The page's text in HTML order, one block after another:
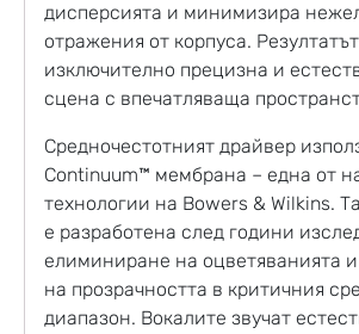
дисперсията и минимизира
отражения от корпуса.
изключително прецизна и
сцена с впечатляваща
Средночестотният драйвер
Continuum™ мембрана – една от
технологии на Bowers & Wilkins.
е разработена след години
елиминиране на оцветяванията
на прозрачността в критичния
диапазон. Вокалите звучат